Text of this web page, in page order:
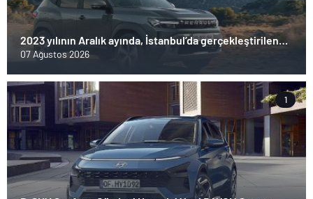
2023 yılının Aralık ayında, İstanbul’da gerçekleştirilen
basın toplantısı ile ilk kez duyurulan Yeni Renault
07 Ağustos 2026
1